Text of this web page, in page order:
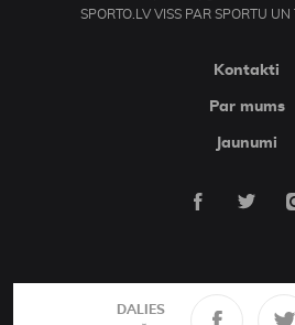
DALIES
SPORTO.LV VISS PAR SPORTU
Kontakti
Par mums
Jaunumi